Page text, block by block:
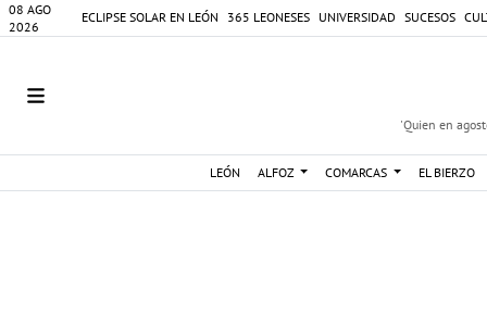
08 AGO
2026
ECLIPSE SOLAR EN LEÓN 365 LEONESES UNIVERSIDAD SUCESOS
'Quien en
LEÓN ALFOZ COMARCAS EL BIERZO